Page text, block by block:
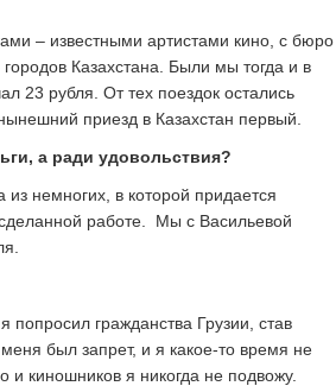
– известными артистами кино, с бюро
Казахстана. Были мы тогда и в
23 рубля. От тех поездок остались
приезд в Казахстан первый.
а ради удовольствия?
немногих, в которой придается
работе. Мы с Васильевой
гражданства Грузии, став
был запрет, и я какое-то время не
киношников я никогда не подвожу.